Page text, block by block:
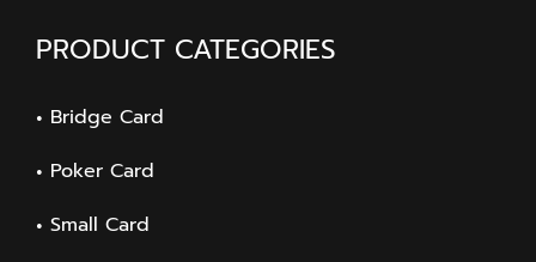
PRODUCT CATEGORIES
Bridge Card
Poker Card
Small Card